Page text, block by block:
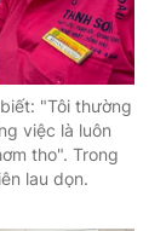
"Tôi thường
việc là luôn
tho". Trong
lau dọn.